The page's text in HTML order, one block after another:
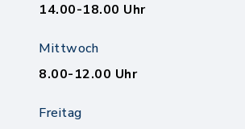
14.00-18.00 Uhr
Mittwoch
8.00-12.00 Uhr
Freitag